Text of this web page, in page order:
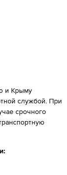
и Крыму
службой. При
срочного